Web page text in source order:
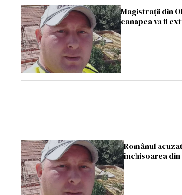
Magistrații din
canapea va fi
Românul
închisoarea din